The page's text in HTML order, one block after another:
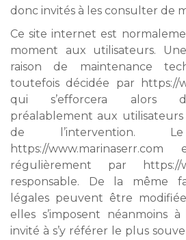
donc invités à les consulter de
Ce site internet est
moment aux utilisateurs.
raison de maintenance
toutefois décidée par https://
qui s’efforcera alors
préalablement aux
de l’intervention.
https://
régulièrement par https://
responsable. De la même
légales peuvent être
elles s’imposent néanmoins
invité à s’y référer le plus